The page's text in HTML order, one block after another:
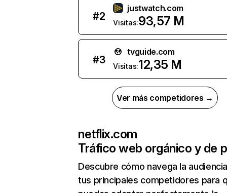
#2
justwatch.com
Visitas:93,57 M
#3
tvguide.com
Visitas:12,35 M
Ver más competidores →
netflix.com
Tráfico web orgánico y de
Descubre cómo navega la
tus principales competidores para